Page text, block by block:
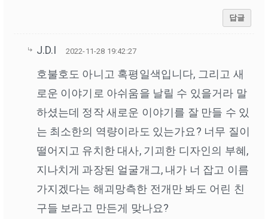
답글
J.D.I 2022-11-28 19:42:27
호불호도 아니고 혹평일색입니다, 그리고 새
로운 이야기로 아쉬움을 날릴 수 있을거라 말
하셨는데 정작 새로운 이야기를 잘 만들 수 있
는 최소한의 역량이라도 있는가요? 너무 질이
떨어지고 유치한 대사, 기괴한 디자인의 부혜,
지나치게 과장된 얼굴개그, 내가 너 잡고 이름
가지겠다는 해괴망측한 전개만 봐도 어린 친
구들 보라고 만든게 맞나요?